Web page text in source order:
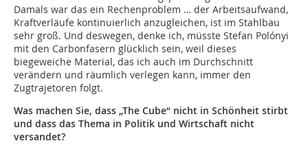
Damals war das ein Rechenproblem … der Arbeitsaufwand,
Kraftverläufe kontinuierlich anzugleichen, ist im Stahlbau
sehr groß. Und deswegen, denke ich, müsste Stefan Polónyi
mit den Carbonfasern glücklich sein, weil dieses
biegeweiche Material, das ich auch im Durchschnitt
verändern und räumlich verlegen kann, immer den
Zugtrajetoren folgt.
Was machen Sie, dass „The Cube“ nicht in Schönheit stirbt
und dass das Thema in Politik und Wirtschaft nicht
versandet?